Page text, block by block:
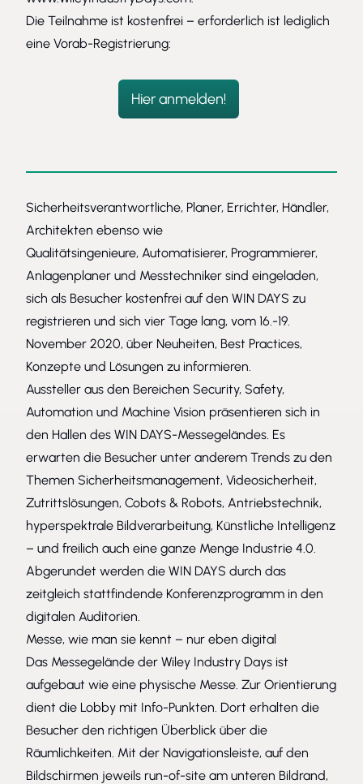
Die Teilnahme ist kostenfrei – erforderlich ist lediglich
eine Vorab-Registrierung:
Hier anmelden!
Sicherheitsverantwortliche, Planer, Errichter, Händler,
Architekten ebenso wie
Qualitätsingenieure, Automatisierer, Programmierer,
Anlagenplaner und Messtechniker sind eingeladen,
sich als Besucher kostenfrei auf den WIN DAYS zu
registrieren und sich vier Tage lang, vom 16.-19.
November 2020, über Neuheiten, Best Practices,
Konzepte und Lösungen zu informieren.
Aussteller aus den Bereichen Security, Safety,
Automation und Machine Vision präsentieren sich in
den Hallen des WIN DAYS-Messegeländes. Es
erwarten die Besucher unter anderem Trends zu den
Themen Sicherheitsmanagement, Videosicherheit,
Zutrittslösungen, Cobots & Robots, Antriebstechnik,
hyperspektrale Bildverarbeitung, Künstliche Intelligenz
– und freilich auch eine ganze Menge Industrie 4.0.
Abgerundet werden die WIN DAYS durch das
zeitgleich stattfindende Konferenzprogramm in den
digitalen Auditorien.
Messe, wie man sie kennt – nur eben digital
Das Messegelände der Wiley Industry Days ist
aufgebaut wie eine physische Messe. Zur Orientierung
dient die Lobby mit Info-Punkten. Dort erhalten die
Besucher den richtigen Überblick über die
Räumlichkeiten. Mit der Navigationsleiste, auf den
Bildschirmen jeweils run-of-site am unteren Bildrand,